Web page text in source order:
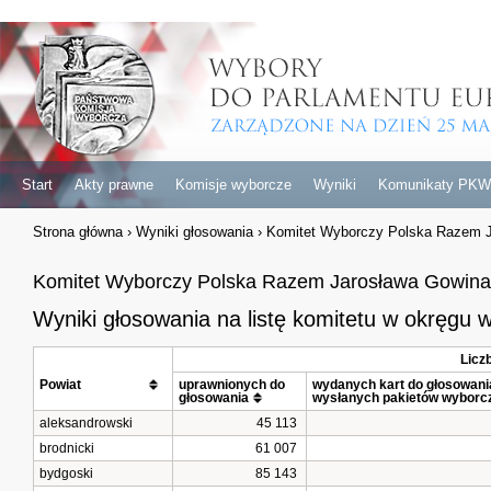
Start Akty prawne Komisje wyborcze Wyniki Komunikaty PKW
Strona główna › Wyniki głosowania › Komitet Wyborczy Polska Razem
Komitet Wyborczy Polska Razem Jarosława Gowina
Wyniki głosowania na listę komitetu w okręgu
uprawnionych do
głosowania
wydanych kart do
wysłanych pakietów
aleksandrowski
45 113
brodnicki
61 007
bydgoski
85 143